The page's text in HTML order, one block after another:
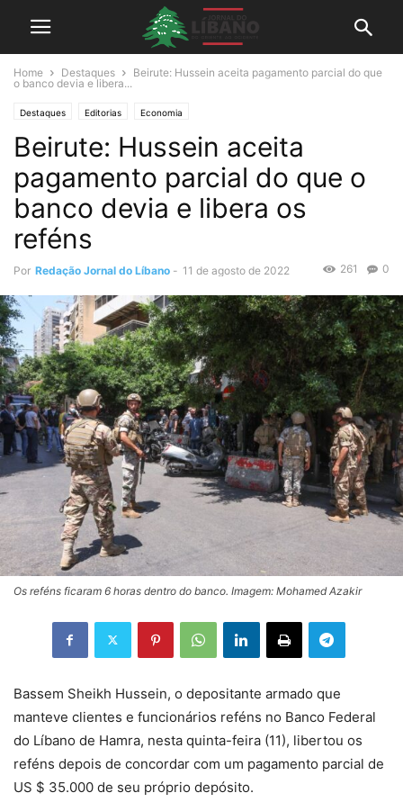
Home Destaques
Beirute: Hussein aceita pagamento parcial do que
o banco devia e libera...
Destaques Editorias Economia
Beirute: Hussein aceita
pagamento parcial do que o
banco devia e libera os
reféns
Por Redação Jornal do Líbano - 11 de agosto de 2022 0
261
Os reféns ficaram 6 horas dentro do banco. Imagem: Mohamed Azakir
Bassem Sheikh Hussein, o depositante armado que
manteve clientes e funcionários reféns no Banco Federal
do Líbano de Hamra, nesta quinta-feira (11), libertou os
reféns depois de concordar com um pagamento parcial de
US $ 35.000 de seu próprio depósito.